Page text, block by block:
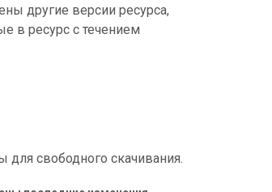
другие версии ресурса,
в ресурс с течением
свободного скачивания.